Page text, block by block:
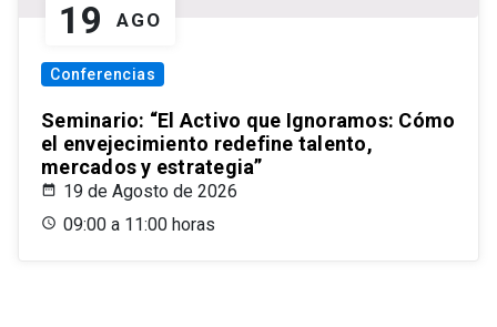
19 AGO
Conferencias
Seminario: “El Activo que Ignoramos: Cómo
el envejecimiento redefine talento,
mercados y estrategia”
19 de Agosto de 2026
09:00 a 11:00 horas